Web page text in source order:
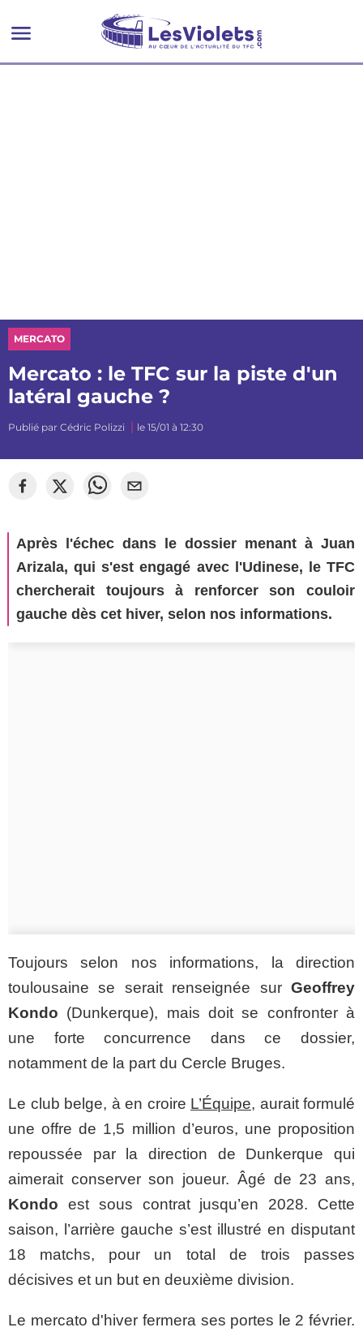
MERCATO
Mercato : le TFC sur la piste d'un
latéral gauche ?
Publié par Cédric Polizzi le 15/01 à 12:30
Après l'échec dans le dossier menant à Juan
Arizala, qui s'est engagé avec l'Udinese, le TFC
chercherait toujours à renforcer son couloir
gauche dès cet hiver, selon nos informations.
Toujours selon nos informations, la direction
toulousaine se serait renseignée sur Geoffrey
Kondo (Dunkerque), mais doit se confronter à
une forte concurrence dans ce dossier,
notamment de la part du Cercle Bruges.
Le club belge, à en croire L’Équipe, aurait formulé
une offre de 1,5 million d’euros, une proposition
repoussée par la direction de Dunkerque qui
aimerait conserver son joueur. Âgé de 23 ans,
Kondo est sous contrat jusqu’en 2028. Cette
saison, l’arrière gauche s’est illustré en disputant
18 matchs, pour un total de trois passes
décisives et un but en deuxième division.
Le mercato d'hiver fermera ses portes le 2 février.